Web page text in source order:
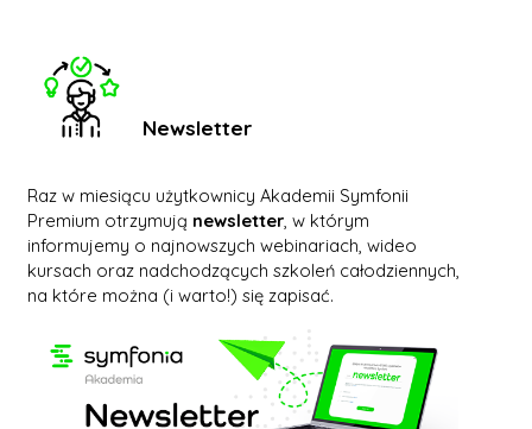
Newsletter
Raz w miesiącu użytkownicy Akademii Symfonii
Premium otrzymują newsletter , w którym
informujemy o najnowszych webinariach, wideo
kursach oraz nadchodzących szkoleń całodziennych,
na które można (i warto!) się zapisać.